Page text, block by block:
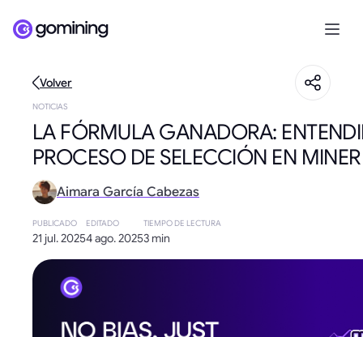
Volver
NOTICIAS
LA FÓRMULA GANADORA:
PROCESO DE SELECCIÓN EN
Aimara García Cabezas
PUBLICADO
21 jul. 2025
EDITADO
4 ago. 2025
TIEMPO DE LECTURA
3 min